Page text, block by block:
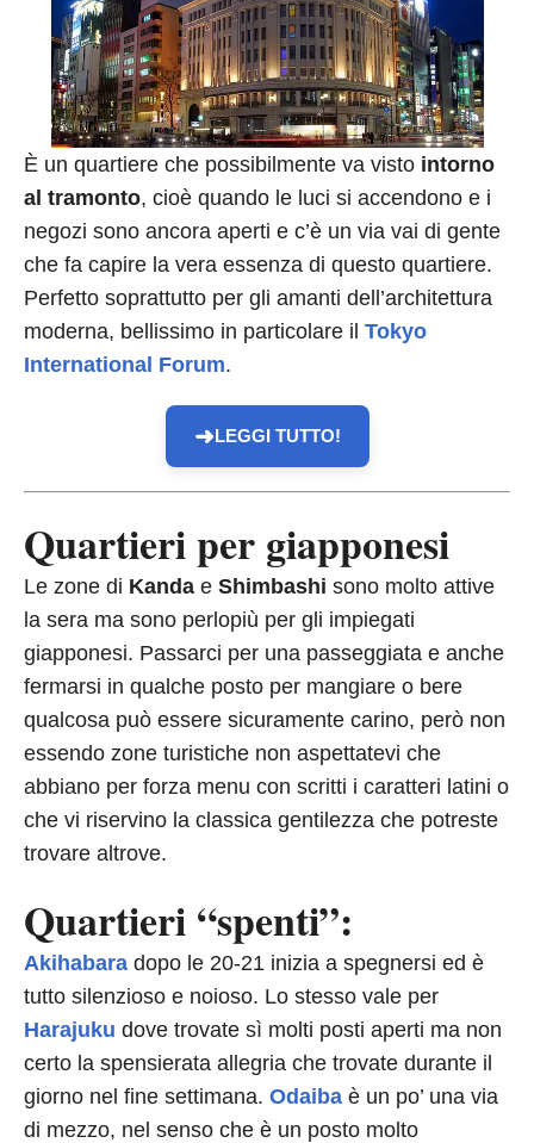
È un quartiere che possibilmente va visto intorno
al tramonto, cioè quando le luci si accendono e i
negozi sono ancora aperti e c’è un via vai di gente
che fa capire la vera essenza di questo quartiere.
Perfetto soprattutto per gli amanti dell’architettura
moderna, bellissimo in particolare il Tokyo
International Forum.
➜LEGGI TUTTO!
Quartieri per giapponesi
Le zone di Kanda e Shimbashi sono molto attive
la sera ma sono perlopiù per gli impiegati
giapponesi. Passarci per una passeggiata e anche
fermarsi in qualche posto per mangiare o bere
qualcosa può essere sicuramente carino, però non
essendo zone turistiche non aspettatevi che
abbiano per forza menu con scritti i caratteri latini o
che vi riservino la classica gentilezza che potreste
trovare altrove.
Quartieri “spenti”:
Akihabara dopo le 20-21 inizia a spegnersi ed è
tutto silenzioso e noioso. Lo stesso vale per
Harajuku dove trovate sì molti posti aperti ma non
certo la spensierata allegria che trovate durante il
giorno nel fine settimana. Odaiba è un po’ una via
di mezzo, nel senso che è un posto molto